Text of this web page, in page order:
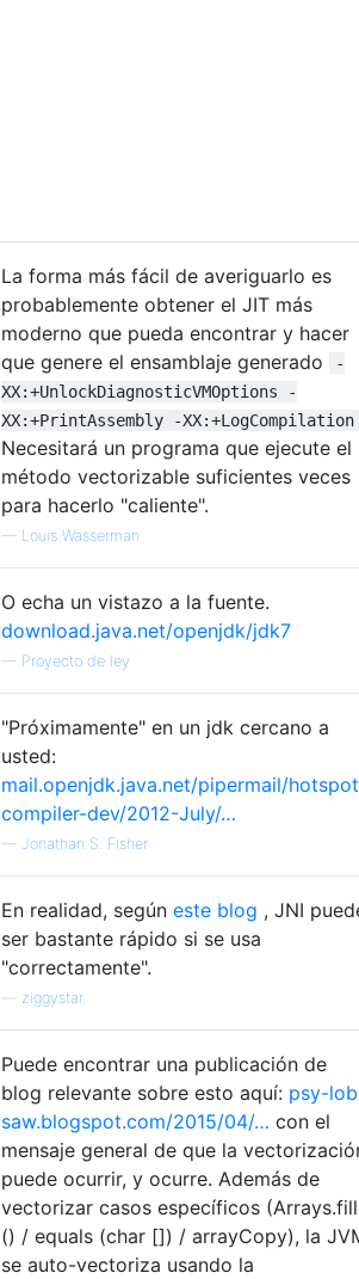
La forma más fácil de averiguarlo es
probablemente obtener el JIT más
moderno que pueda encontrar y hacer
que genere el ensamblaje generado
-
XX:+UnlockDiagnosticVMOptions -
XX:+PrintAssembly -XX:+LogCompilation
Necesitará un programa que ejecute el
método vectorizable suficientes veces
para hacerlo "caliente".
— Louis Wasserman
O echa un vistazo a la fuente.
download.java.net/openjdk/jdk7
— Proyecto de ley
"Próximamente" en un jdk cercano a
usted:
mail.openjdk.java.net/pipermail/
compiler-dev/2012-July/…
— Jonathan S. Fisher
En realidad, según este blog , JNI
ser bastante rápido si se usa
"correctamente".
ziggystar
Puede encontrar una publicación de
blog relevante sobre esto aquí: psy-
saw.blogspot.com/2015/04/… con el
mensaje general de que la
puede ocurrir, y ocurre. Además de
vectorizar casos específicos (Arrays.fill
() / equals (char []) / arrayCopy), la
se auto-vectoriza usando la